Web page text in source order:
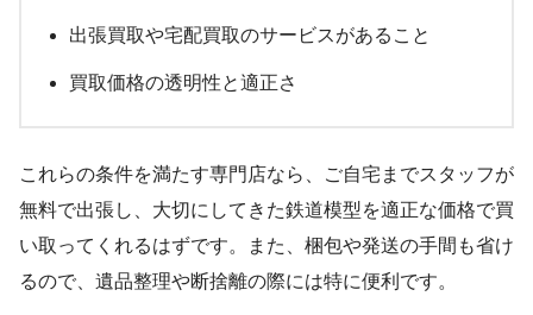
出張買取や宅配買取のサービスがあること
買取価格の透明性と適正さ
これらの条件を満たす専門店なら、ご自宅までスタッフが
無料で出張し、大切にしてきた鉄道模型を適正な価格で買
い取ってくれるはずです。また、梱包や発送の手間も省け
るので、遺品整理や断捨離の際には特に便利です。